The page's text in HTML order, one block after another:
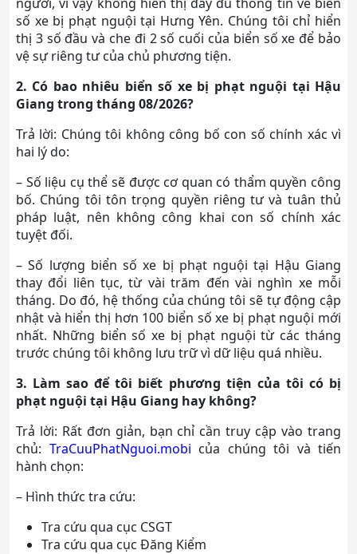
số xe bị phạt nguội tại Hưng Yên. Chúng tôi chỉ hiển
thị 3 số đầu và che đi 2 số cuối của biển số xe để bảo
vệ sự riêng tư của chủ phương tiện.
2. Có bao nhiêu biển số xe bị phạt nguội tại Hậu
Giang trong tháng 08/2026?
Trả lời: Chúng tôi không công bố con số chính xác vì
hai lý do:
– Số liệu cụ thể sẽ được cơ quan có thẩm quyền công
bố. Chúng tôi tôn trọng quyền riêng tư và tuân thủ
pháp luật, nên không công khai con số chính xác
tuyệt đối.
– Số lượng biển số xe bị phạt nguội tại Hậu Giang
thay đổi liên tục, từ vài trăm đến vài nghìn xe mỗi
tháng. Do đó, hệ thống của chúng tôi sẽ tự động cập
nhật và hiển thị hơn 100 biển số xe bị phạt nguội mới
nhất. Những biển số xe bị phạt nguội từ các tháng
trước chúng tôi không lưu trữ vì dữ liệu quá nhiều.
3. Làm sao để tôi biết phương tiện của tôi có bị
phạt nguội tại Hậu Giang hay không?
Trả lời: Rất đơn giản, bạn chỉ cần truy cập vào trang
chủ: TraCuuPhatNguoi.mobi của chúng tôi và tiến
hành chọn:
– Hình thức tra cứu:
Tra cứu qua cục CSGT
Tra cứu qua cục Đăng Kiểm